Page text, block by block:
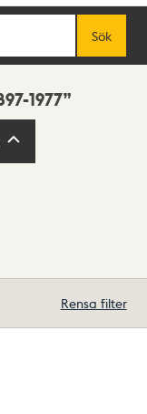
Sök
1977
Rensa filter